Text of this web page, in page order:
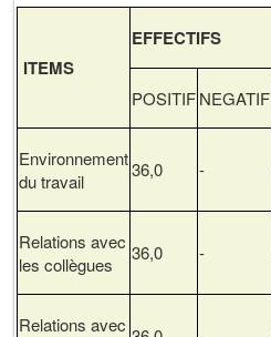
ITEMS
EFFECTIFS
POSITIFNEGATIF
Environnement
du travail
36,0 -
Relations avec
les collègues
36,0 -
Relations avec